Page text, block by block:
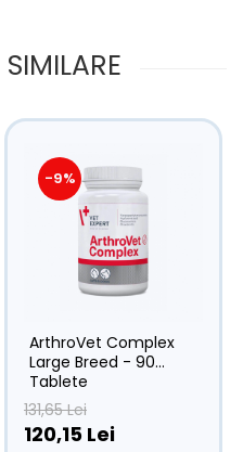
-9%
ArthroVet Complex
Large Breed - 90
Tablete
131,65 Lei
120,15 Lei